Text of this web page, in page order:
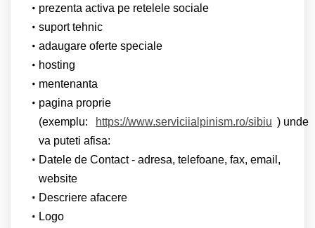
prezenta activa pe retelele sociale
suport tehnic
adaugare oferte speciale
hosting
mentenanta
pagina proprie
(exemplu:
https://www.serviciialpinism.ro/sibiu ) unde
va puteti afisa:
Datele de Contact - adresa, telefoane, fax, email,
website
Descriere afacere
Logo